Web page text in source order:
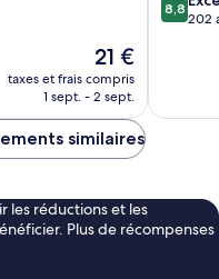
Le
nouveau
prix
de
21 €
taxes et frais compris
1 sept. - 2 sept.
sur
8,8
202
similaires
les réductions et les
Plus de récompenses